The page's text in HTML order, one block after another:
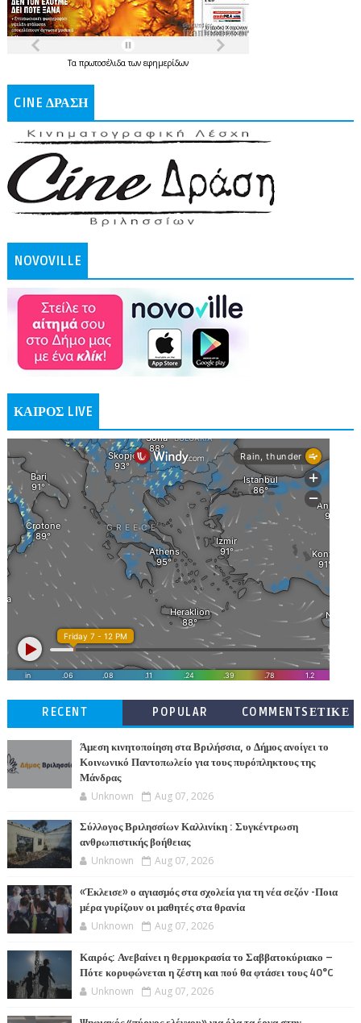
Τα πρωτοσέλιδατων εφημερίδων
CINE ΔΡΑΣΗ
NOVOVILLE
ΚΑΙΡΟΣ LIVE
RECENT POPULAR
COMMENTSΕΤΙΚΕ
Άμεση κινητοποίηση στα Βριλήσσια, ο Δήμος ανοίγει το
Κοινωνικό Παντοπωλείο για τους πυρόπληκτους της
Μάνδρας
Unknown Aug 07, 2026
Σύλλογος Βριλησσίων Καλλινίκη : Συγκέντρωση
ανθρωπιστικής βοήθειας
Unknown Aug 07, 2026
«Έκλεισε» ο αγιασμός στα σχολεία για τη νέα σεζόν -Ποια
μέρα γυρίζουν οι μαθητές στα θρανία
Unknown Aug 07, 2026
Καιρός: Ανεβαίνει η θερμοκρασία το Σαββατοκύριακο –
Πότε κορυφώνεται η ζέστη και πού θα φτάσει τους 40°C
Unknown Aug 07, 2026